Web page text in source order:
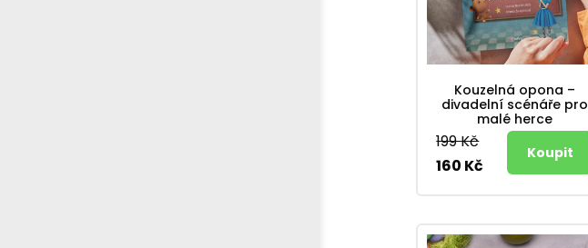
Kouzelná opona –
divadelní scénáře pro
malé herce
199 Kč
160 Kč